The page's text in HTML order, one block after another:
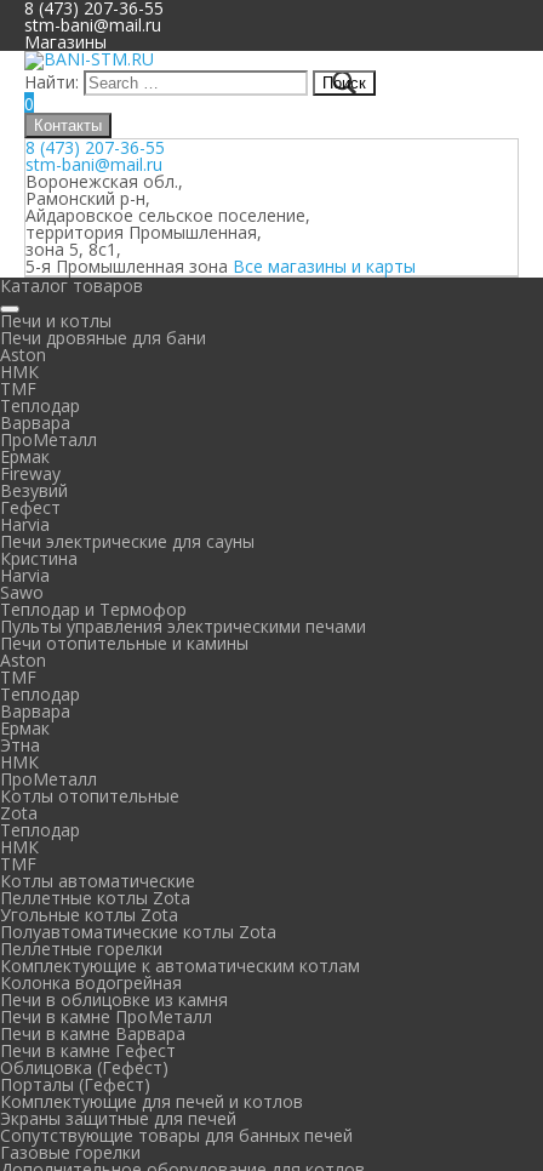
8 (473) 207-36-55
stm-bani@mail.ru
Магазины
Найти:
0
Контакты
8 (473) 207-36-55
stm-bani@mail.ru
Воронежская обл.,
Рамонский р-н,
Айдаровское сельское поселение,
территория Промышленная,
зона 5, 8с1,
5-я Промышленная зона Все магазины и карты
Каталог товаров
Печи и котлы
Печи дровяные для бани
Aston
НМК
TMF
Теплодар
Варвара
ПроМеталл
Ермак
Fireway
Везувий
Гефест
Harvia
Печи электрические для сауны
Кристина
Harvia
Sawo
Теплодар и Термофор
Пульты управления электрическими печами
Печи отопительные и камины
Aston
TMF
Теплодар
Варвара
Ермак
Этна
НМК
ПроМеталл
Котлы отопительные
Zota
Теплодар
НМК
TMF
Котлы автоматические
Пеллетные котлы Zota
Угольные котлы Zota
Полуавтоматические котлы Zota
Пеллетные горелки
Комплектующие к автоматическим котлам
Колонка водогрейная
Печи в облицовке из камня
Печи в камне ПроМеталл
Печи в камне Варвара
Печи в камне Гефест
Облицовка (Гефест)
Порталы (Гефест)
Комплектующие для печей и котлов
Экраны защитные для печей
Сопутствующие товары для банных печей
Газовые горелки